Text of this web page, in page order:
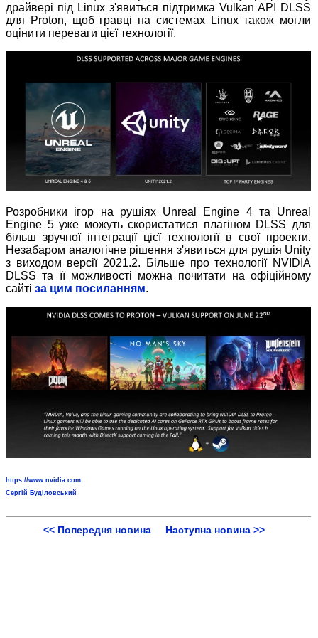
драйвері під Linux з'явиться підтримка Vulkan API DLSS
для Proton, щоб гравці на системах Linux також могли
оцінити переваги цієї технології.
Розробники ігор на рушіях Unreal Engine 4 та Unreal
Engine 5 уже можуть скористатися плагіном DLSS для
більш зручної інтеграції цієї технології в свої проекти.
Незабаром аналогічне рішення з'явиться для рушія Unity
з виходом версії 2021.2. Більше про технології NVIDIA
DLSS та її можливості можна почитати на офіційному
сайті за цим посиланням.
https://www.nvidia.com
Сергій Буділовський
<< Попередня новина Наступна новина >>